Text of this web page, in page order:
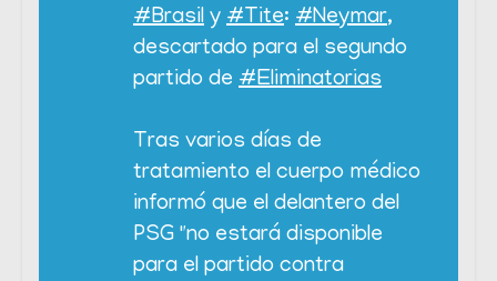
#Brasil y #Tite: #Neymar,
descartado para el segundo
partido de #Eliminatorias
Tras varios días de
tratamiento el cuerpo médico
informó que el delantero del
PSG "no estará disponible
para el partido contra